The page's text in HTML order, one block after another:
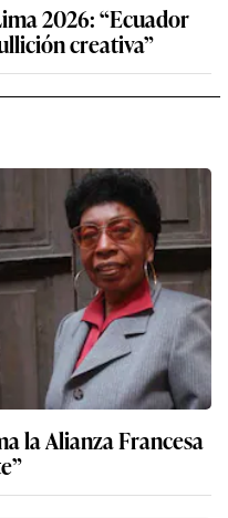
2026: “Ecuador
creativa”
la Alianza Francesa